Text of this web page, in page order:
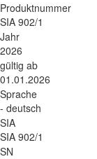
Produktnummer
SIA 902/1
Jahr
2026
gültig ab
01.01.2026
Sprache
- deutsch
SIA
SIA 902/1
SN